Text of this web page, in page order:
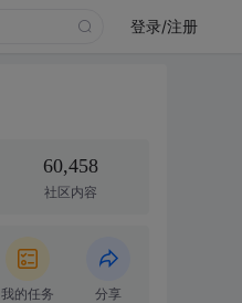
登录/注册
60,458
社区内容
我的任务 分享